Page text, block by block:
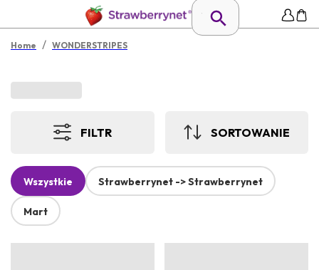
Home / WONDERSTRIPES
FILTR SORTOWANIE
Wszystkie Strawberrynet -> Strawberrynet
Mart